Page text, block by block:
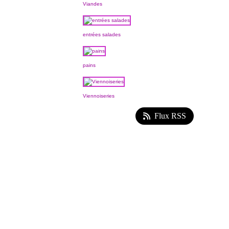
Viandes
entrées salades
pains
Viennoiseries
Flux RSS